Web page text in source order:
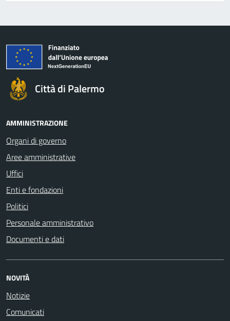
Città di Palermo
AMMINISTRAZIONE
Organi di governo
Aree amministrative
Uffici
Enti e fondazioni
Politici
Personale amministrativo
Documenti e dati
NOVITÀ
Notizie
Comunicati